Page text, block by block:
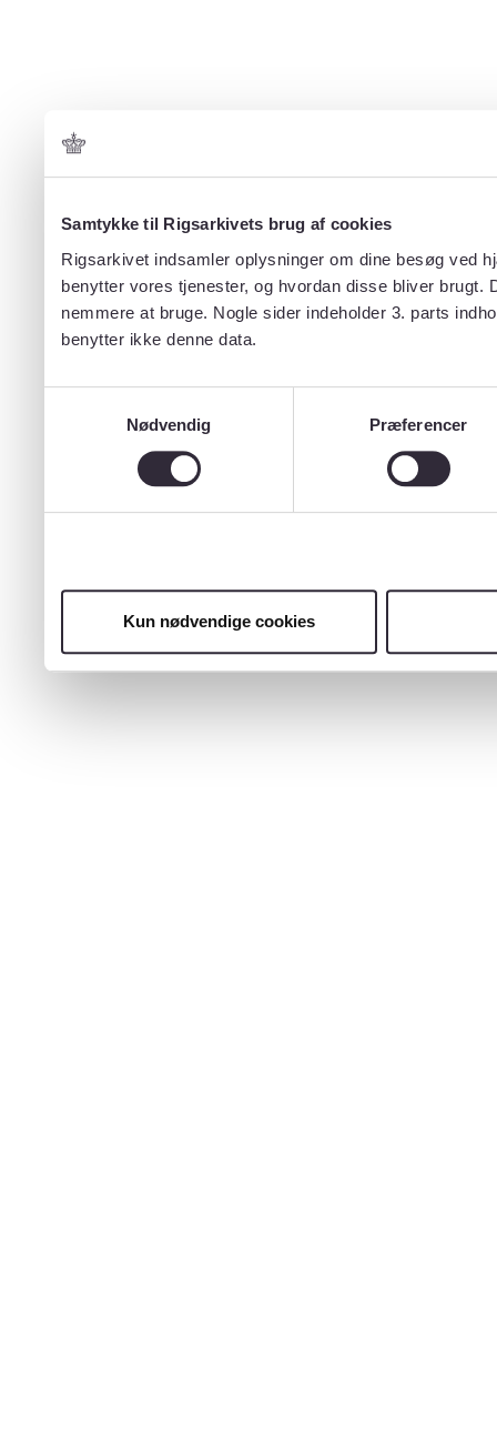
Samtykke til Rigsarkivets brug af cookies
Rigsarkivet indsamler oplysninger om dine besøg ved
benytter vores tjenester, og hvordan disse bliver
nemmere at bruge. Nogle sider indeholder 3. parts
benytter ikke denne data.
Nødvendig
Præferencer
Kun nødvendige cookies